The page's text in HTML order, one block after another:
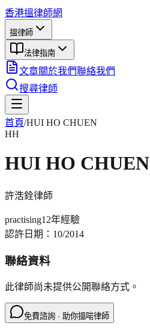
香港搵律師網
搵律師
法律指南
文章關於我們聯絡我們
搜尋律師
首頁/HUI HO CHUEN
HH
HUI HO CHUEN
許浩銓律師
practising12年經驗
認許日期： 10/2014
聯絡資料
此律師尚未提供公開聯絡方式。
免費諮詢 · 助你搵啱律師